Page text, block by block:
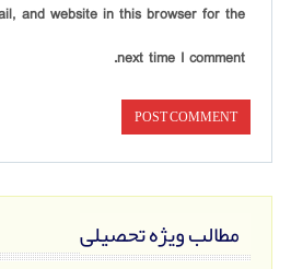
and website in this browser for the
next time I comment.
مطالب ویژه تحصیلی